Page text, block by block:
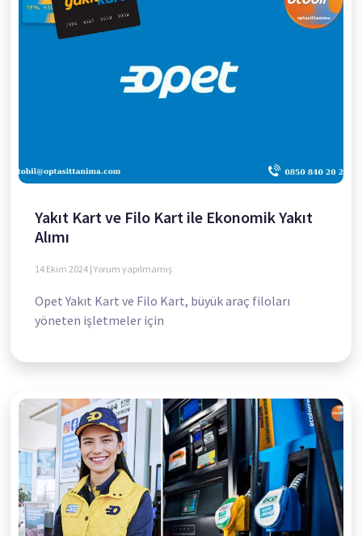
Yakıt Kart ve Filo Kart ile Ekonomik Yakıt
Alımı
14 Ekim 2024 Yorum yapılmamış
Opet Yakıt Kart ve Filo Kart, büyük araç filoları
yöneten işletmeler için